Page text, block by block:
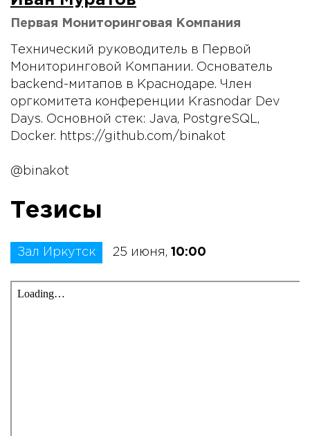
Первая Мониторинговая Компания
Технический руководитель в Первой
Мониторинговой Компании. Основатель
backend-митапов в Краснодаре. Член
оргкомитета конференции Krasnodar Dev
Days. Основной стек: Java, PostgreSQL,
Docker. https://github.com/binakot
@binakot
Тезисы
Зал Иркутск 25 июня, 10:00